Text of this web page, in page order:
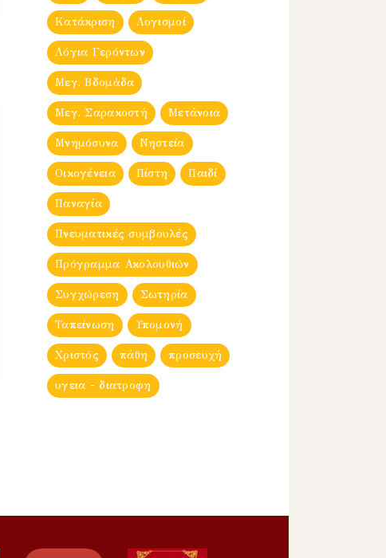
Κατάκριση Λογισμοί
Λόγια Γερόντων
Μεγ. Βδομἀδα
Μεγ. Σαρακοστή Μετάνοια
Μνημόσυνα Νηστεία
Οικογένεια Πίστη Παιδί
Παναγία
Πνευματικές συμβουλές
Πρόγραμμα Ακολουθιών
Συγχώρεση Σωτηρία
Ταπείνωση Υπομονή
Χριστός πάθη προσευχή
υγεια - διατροφη